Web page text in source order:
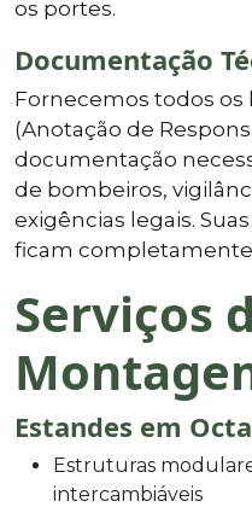
os portes.
Documentação
Fornecemos todos os
(Anotação de
documentação
de bombeiros,
exigências legais.
ficam
Serviços
Estandes em
Estruturas
intercambiáveis